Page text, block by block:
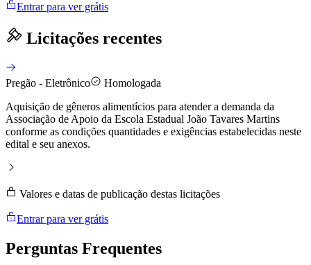
Entrar para ver grátis
Licitações recentes
Pregão - Eletrônico
Homologada
Aquisição de gêneros alimentícios para atender a demanda da
Associação de Apoio da Escola Estadual João Tavares Martins
conforme as condições quantidades e exigências estabelecidas neste
edital e seu anexos.
Valores e datas de publicação destas licitações
Entrar para ver grátis
Perguntas Frequentes